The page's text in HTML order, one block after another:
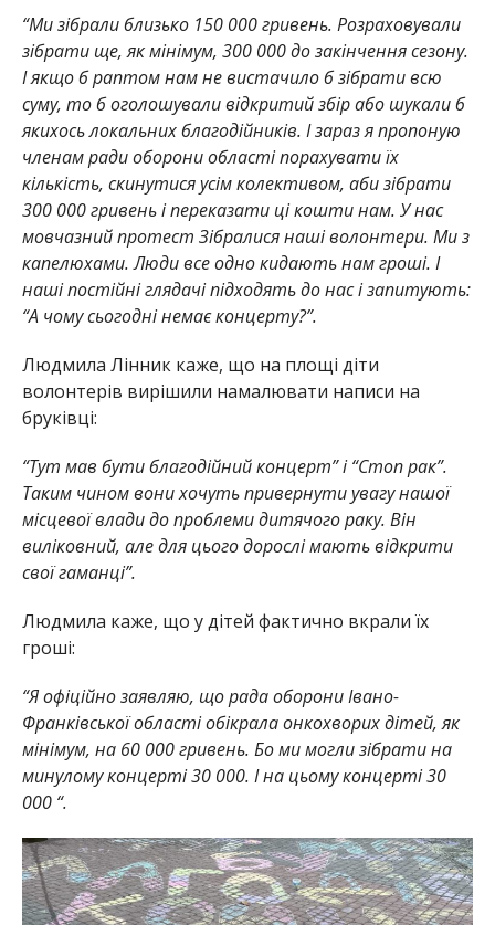
“Ми зібрали близько 150 000 гривень. Розраховували
зібрати ще, як мінімум, 300 000 до закінчення сезону.
І якщо б раптом нам не вистачило б зібрати всю
суму, то б оголошували відкритий збір або шукали б
якихось локальних благодійників. І зараз я пропоную
членам ради оборони області порахувати їх
кількість, скинутися усім колективом, аби зібрати
300 000 гривень і переказати ці кошти нам. У нас
мовчазний протест Зібралися наші волонтери. Ми з
капелюхами. Люди все одно кидають нам гроші. І
наші постійні глядачі підходять до нас і запитують:
“А чому сьогодні немає концерту?”.
Людмила Лінник каже, що на площі діти
волонтерів вирішили намалювати написи на
бруківці:
“Тут мав бути благодійний концерт” і “Стоп рак”.
Таким чином вони хочуть привернути увагу нашої
місцевої влади до проблеми дитячого раку. Він
виліковний, але для цього дорослі мають відкрити
свої гаманці”.
Людмила каже, що у дітей фактично вкрали їх
гроші:
“Я офіційно заявляю, що рада оборони Івано-
Франківської області обікрала онкохворих дітей, як
мінімум, на 60 000 гривень. Бо ми могли зібрати на
минулому концерті 30 000. І на цьому концерті 30
000 “.